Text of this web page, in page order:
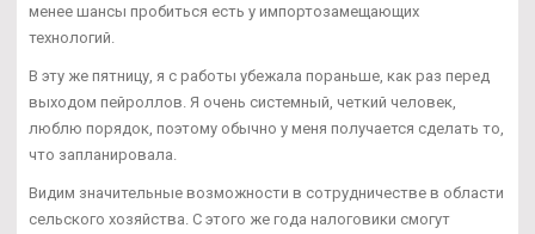
менее шансы пробиться есть у импортозамещающих
технологий.
В эту же пятницу, я с работы убежала пораньше, как раз перед
выходом пейроллов. Я очень системный, четкий человек,
люблю порядок, поэтому обычно у меня получается сделать то,
что запланировала.
Видим значительные возможности в сотрудничестве в области
сельского хозяйства. С этого же года налоговики смогут